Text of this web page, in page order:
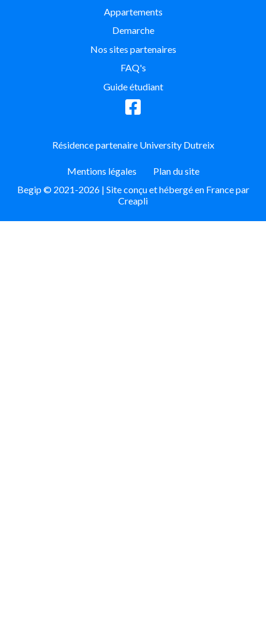
Appartements
Demarche
Nos sites partenaires
FAQ's
Guide étudiant
Résidence partenaire University Dutreix
Mentions légales
Plan du site
Begip © 2021-2026 | Site conçu et hébergé en France par
Creapli